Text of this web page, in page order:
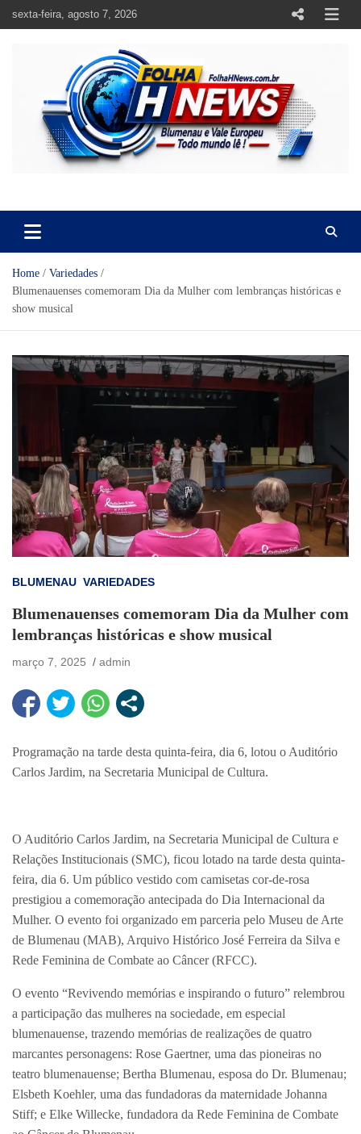
sexta-feira, agosto 7, 2026
Home
Variedades
Blumenauenses comemoram Dia da Mulher com lembranças históricas e
show musical
BLUMENAU VARIEDADES
Blumenauenses comemoram Dia da Mulher com
lembranças históricas e show musical
março 7, 2025 admin
Programação na tarde desta quinta-feira, dia 6, lotou o Auditório
Carlos Jardim, na Secretaria Municipal de Cultura.
O Auditório Carlos Jardim, na Secretaria Municipal de Cultura e
Relações Institucionais (SMC), ficou lotado na tarde desta quinta-
feira, dia 6. Um público vestido com camisetas cor-de-rosa
prestigiou a comemoração antecipada do Dia Internacional da
Mulher. O evento foi organizado em parceria pelo Museu de Arte
de Blumenau (MAB), Arquivo Histórico José Ferreira da Silva e
Rede Feminina de Combate ao Câncer (RFCC).
O evento “Revivendo memórias e inspirando o futuro” relembrou
a participação das mulheres na sociedade, em especial
blumenauense, trazendo memórias de realizações de quatro
marcantes personagens: Rose Gaertner, uma das pioneiras no
teatro blumenauense; Bertha Blumenau, esposa do Dr. Blumenau;
Elsbeth Koehler, uma das fundadoras da maternidade Johanna
Stiff; e Elke Willecke, fundadora da Rede Feminina de Combate